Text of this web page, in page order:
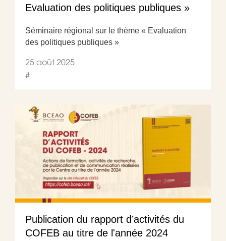
Evaluation des politiques publiques »
Séminaire régional sur le thème « Evaluation
des politiques publiques »
25 août 2025
#
Publication du rapport d’activités du
COFEB au titre de l'année 2024